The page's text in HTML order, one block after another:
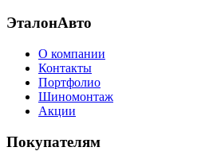
ЭталонАвто
О компании
Контакты
Портфолио
Шиномонтаж
Акции
Покупателям